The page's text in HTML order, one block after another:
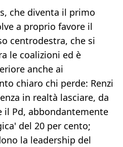
che diventa il primo
a proprio favore il
centrodestra, che si
le coalizioni ed è
anche ai
chiaro chi perde: Renzi
in realtà lasciare, da
il Pd, abbondantemente
del 20 per cento;
la leadership del